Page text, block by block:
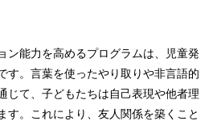
ン能力を高めるプログラムは、児童発
す。言葉を使ったやり取りや非言語的
じて、子どもたちは自己表現や他者理
す。これにより、友人関係を築くこと